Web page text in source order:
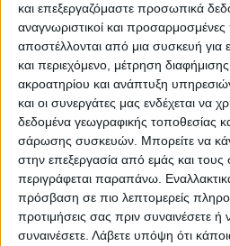
και επεξεργαζόμαστε προσωπικά
αναγνωριστικοί και
αποστέλλονται από μια συσκευή για
και περιεχόμενο, μέτρηση
ακροατηρίου και ανάπτυξη
και οι συνεργάτες μας ενδέχεται να
δεδομένα γεωγραφικής τοποθεσίας
σάρωσης συσκευών. Μπορείτε να
στην επεξεργασία από εμάς και
περιγράφεται παραπάνω.
πρόσβαση σε πιο λεπτομερείς
προτιμήσεις σας πριν συναινέσετε ή
συναινέσετε. Λάβετε υπόψη ότι
ΝΕΟΣ
https://
Η Αρχαιότερη Καθημερινή Πρωινή